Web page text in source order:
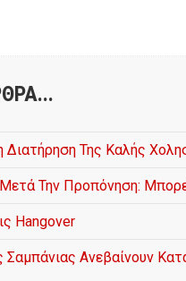
Της Καλής
Την Προπόνηση:
Hangover
Σαμπάνιας Ανεβαίνουν